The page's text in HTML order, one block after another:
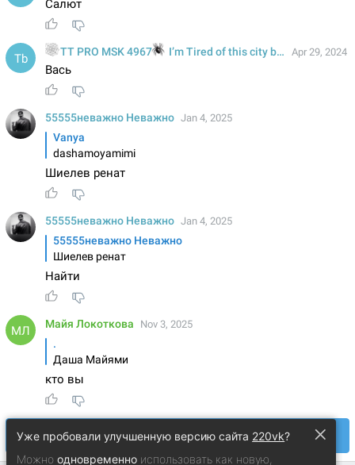
×
Уже пробовали улучшенную версию сайта 220vk?
Можноодновременно использовать как новую,